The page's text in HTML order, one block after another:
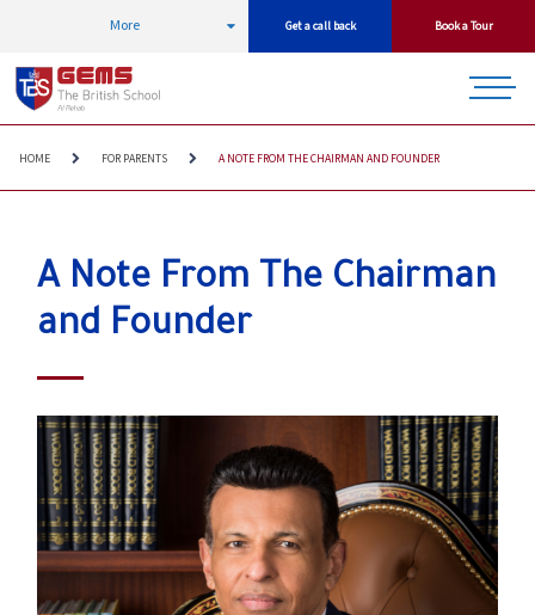
More Get a call back Book a Tour
HOME FOR PARENTS A NOTE FROM THE CHAIRMAN AND FOUNDER
A Note From The Chairman
and Founder